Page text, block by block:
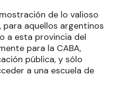
de lo valioso
para aquellos argentinos
a esta provincia del
para la CABA,
pública, y sólo
a una escuela de